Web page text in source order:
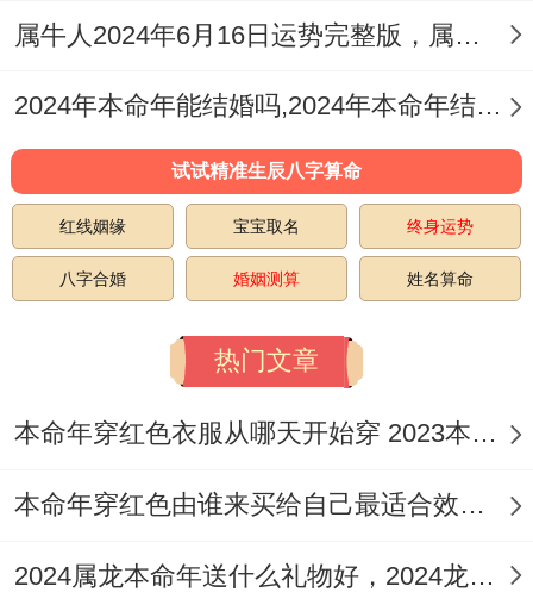
喜欢一个人默默的付出,所以再今年属牛的人
的话，更严重的还有大概会带来分手。
不过97年的属牛人对待自己的恋人还是比较
舍得花心思的，懂得制造一些惊喜 - 致使同
伴侣的感情会异常亲密...再生活中多制造一
注意保养身体
97年的属牛人再今年身体健康运势归咎于本
体上的状况不是极度良好，加上再今年自己
属牛人2024年6月16日运势完整版，属牛2024年6月16日今日运势如何
2024年本命年能结婚吗,2024年本命年结婚有讲究
试试精准生辰八字算命
红线姻缘 宝宝取名 终身运势
八字合婚 婚姻测算 姓名算命
热门文章
本命年穿红色衣服从哪天开始穿 2023本命年每天穿红
本命年穿红色由谁来买给自己最适合效果最好
2024属龙本命年送什么礼物好，2024龙年适合的本命年旺运礼物